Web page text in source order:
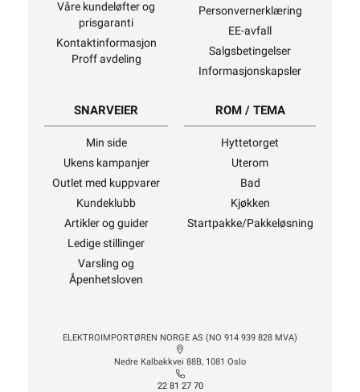
Våre kundeløfter og
prisgaranti
Kontaktinformasjon
Proff avdeling
Personvernerklæring
EE-avfall
Salgsbetingelser
Informasjonskapsler
SNARVEIER
Min side
Ukens kampanjer
Outlet med kuppvarer
Kundeklubb
Artikler og guider
Ledige stillinger
Varsling og
Åpenhetsloven
ROM / TEMA
Hyttetorget
Uterom
Bad
Kjøkken
Startpakke/Pakkeløsning
ELEKTROIMPORTØREN NORGE AS (NO 914 939 828 MVA)
Nedre Kalbakkvei 88B, 1081 Oslo
22 81 27 70